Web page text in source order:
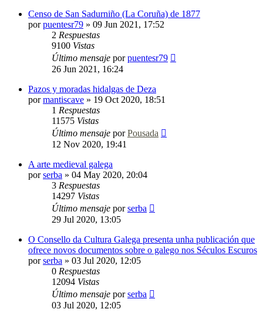
Censo de San Sadurniño (La Coruña) de 1877
porpuentesr79 » 09 Jun 2021, 17:52
2 Respuestas
9100 Vistas
Último mensaje porpuentesr79
26 Jun 2021, 16:24
Pazos y moradas hidalgas de Deza
pormantiscave » 19 Oct 2020, 18:51
1 Respuestas
11575 Vistas
Último mensaje porPousada
12 Nov 2020, 19:41
A arte medieval galega
porserba » 04 May 2020, 20:04
3 Respuestas
14297 Vistas
Último mensaje porserba
29 Jul 2020, 13:05
O Consello da Cultura Galega presenta unha publicación que
ofrece novos documentos sobre o galego nos Séculos Escuros
porserba » 03 Jul 2020, 12:05
0 Respuestas
12094 Vistas
Último mensaje porserba
03 Jul 2020, 12:05